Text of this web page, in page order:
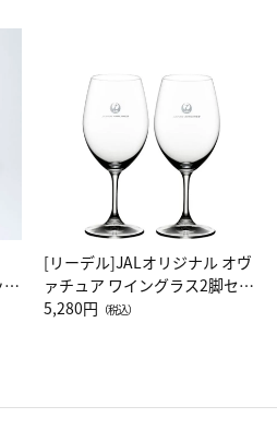
[リーデル]JALオリジナル オヴ
ァチュア ワイングラス2脚セッ
ト（レッドワイン）
5,280円 （税込）